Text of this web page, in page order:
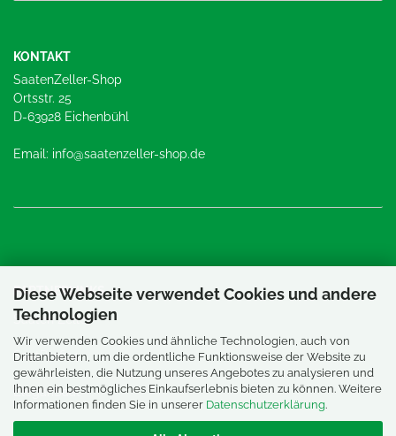
Diese Webseite verwendet Cookies und andere
Technologien
Wir verwenden Cookies und ähnliche Technologien, auch von
Drittanbietern, um die ordentliche Funktionsweise der Website zu
gewährleisten, die Nutzung unseres Angebotes zu analysieren und
Ihnen ein bestmögliches Einkaufserlebnis bieten zu können. Weitere
Informationen finden Sie in unserer Datenschutzerklärung.
KONTAKT
SaatenZeller-Shop
Ortsstr. 25
D-63928 Eichenbühl
Email: info@saatenzeller-shop.de
PARTNERLINKS
Saaten Zeller
SaatProfi24
EleganSaat